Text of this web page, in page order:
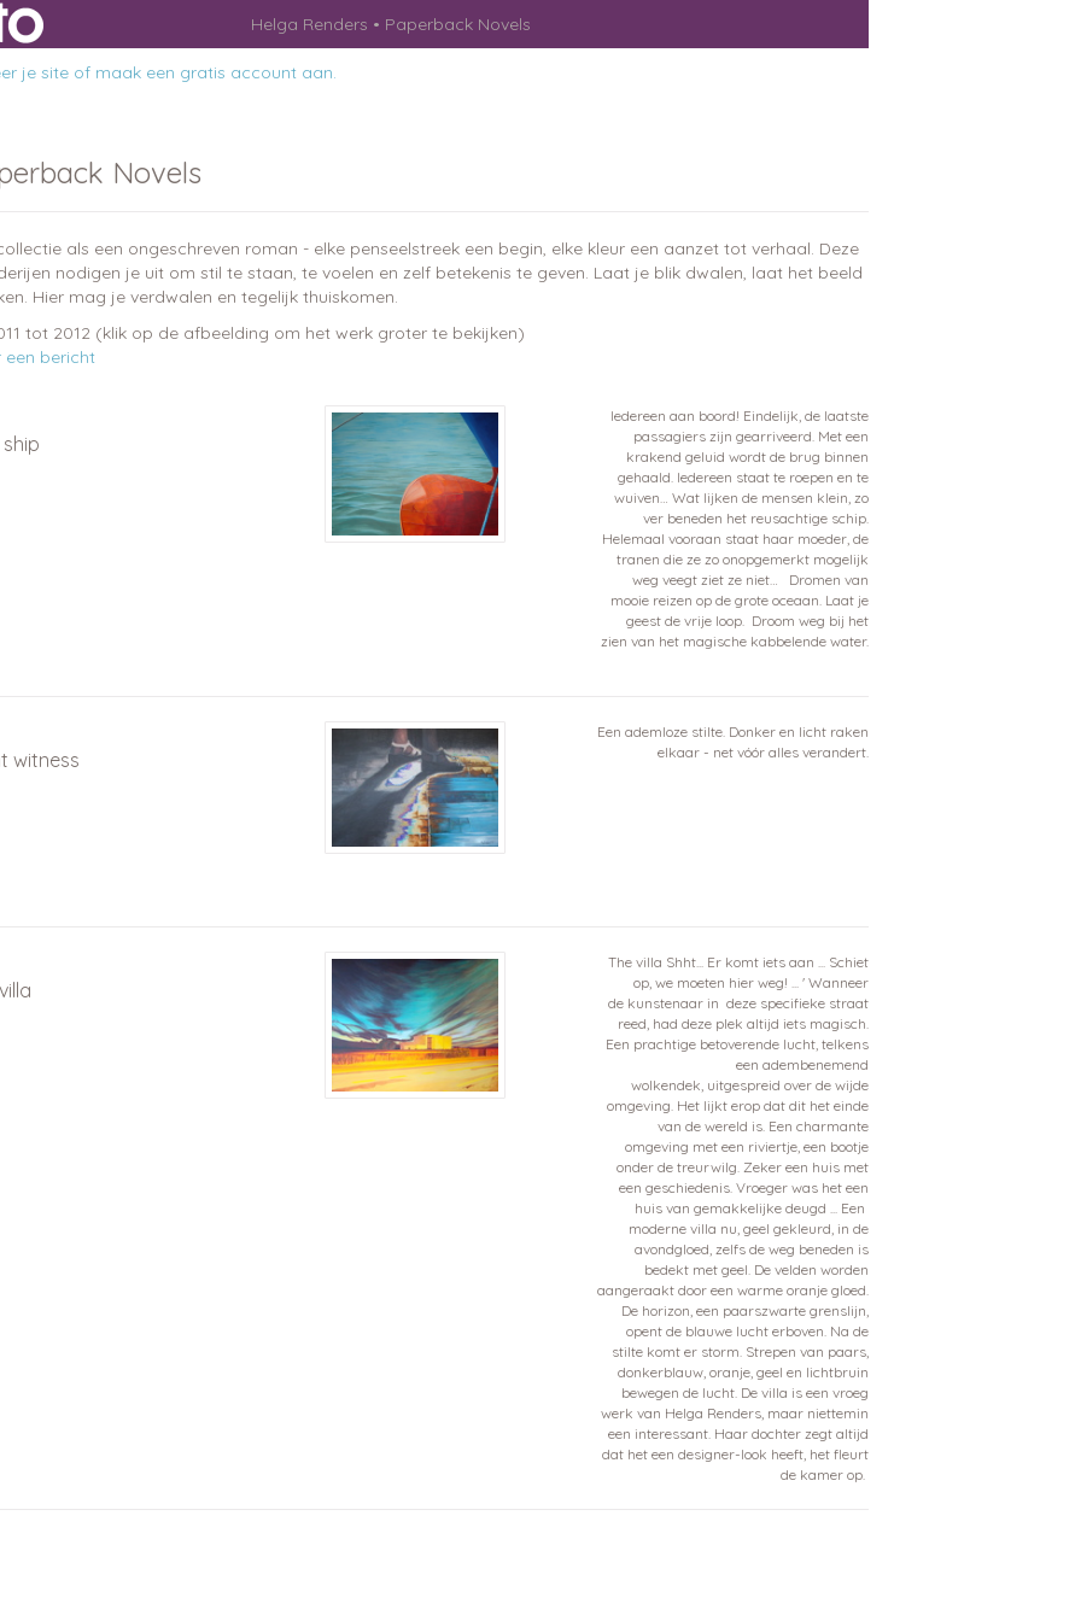
Helga Renders Paperback Novels
je site of maak een gratis account aan.
Novels
als een ongeschreven roman - elke penseelstreek een begin, elke kleur een aanzet tot verhaal. Deze
nodigen je uit om stil te staan, te voelen en zelf betekenis te geven. Laat je blik dwalen, laat het beeld
Hier mag je verdwalen en tegelijk thuiskomen.
tot 2012 (klik op de afbeelding om het werk groter te bekijken)
een bericht
ship
Iedereen aan boord! Eindelijk, de laatste
passagiers zijn gearriveerd. Met een
krakend geluid wordt de brug binnen
gehaald. Iedereen staat te roepen en te
wuiven… Wat lijken de mensen klein, zo
ver beneden het reusachtige schip.
Helemaal vooraan staat haar moeder, de
tranen die ze zo onopgemerkt mogelijk
weg veegt ziet ze niet… Dromen van
mooie reizen op de grote oceaan. Laat je
geest de vrije loop. Droom weg bij het
zien van het magische kabbelende water.
witness
Een ademloze stilte. Donker en licht raken
elkaar - net vóór alles verandert.
The villa Shht... Er komt iets aan ... Schiet
op, we moeten hier weg! ... ' Wanneer
de kunstenaar in deze specifieke straat
reed, had deze plek altijd iets magisch.
Een prachtige betoverende lucht, telkens
een adembenemend
wolkendek, uitgespreid over de wijde
omgeving. Het lijkt erop dat dit het einde
van de wereld is. Een charmante
omgeving met een riviertje, een bootje
onder de treurwilg. Zeker een huis met
een geschiedenis. Vroeger was het een
huis van gemakkelijke deugd ... Een
moderne villa nu, geel gekleurd, in de
avondgloed, zelfs de weg beneden is
bedekt met geel. De velden worden
aangeraakt door een warme oranje gloed.
De horizon, een paarszwarte grenslijn,
opent de blauwe lucht erboven. Na de
stilte komt er storm. Strepen van paars,
donkerblauw, oranje, geel en lichtbruin
bewegen de lucht. De villa is een vroeg
werk van Helga Renders, maar niettemin
een interessant. Haar dochter zegt altijd
dat het een designer-look heeft, het fleurt
de kamer op.